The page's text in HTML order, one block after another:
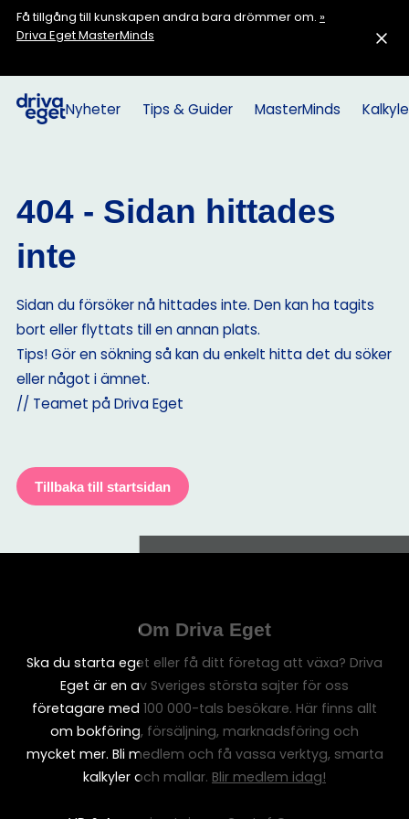
Få tillgång till kunskapen andra bara drömmer om. »
Driva Eget MasterMinds
Nyheter Tips & Guider MasterMinds
404 - Sidan hittades
inte
Sidan du försöker nå hittades inte. Den kan ha tagits
bort eller flyttats till en annan plats.
Tips! Gör en sökning så kan du enkelt hitta det du söker
eller något i ämnet.
// Teamet på Driva Eget
Tillbaka till startsidan
Om Driva Eget
Ska du starta eget eller få ditt företag att växa? Driva
Eget är en av Sveriges största sajter för oss
företagare med 100 000-tals besökare. Här finns allt
om bokföring, försäljning, marknadsföring och
mycket mer. Bli medlem och få vassa verktyg, smarta
kalkyler och mallar. Blir medlem idag!